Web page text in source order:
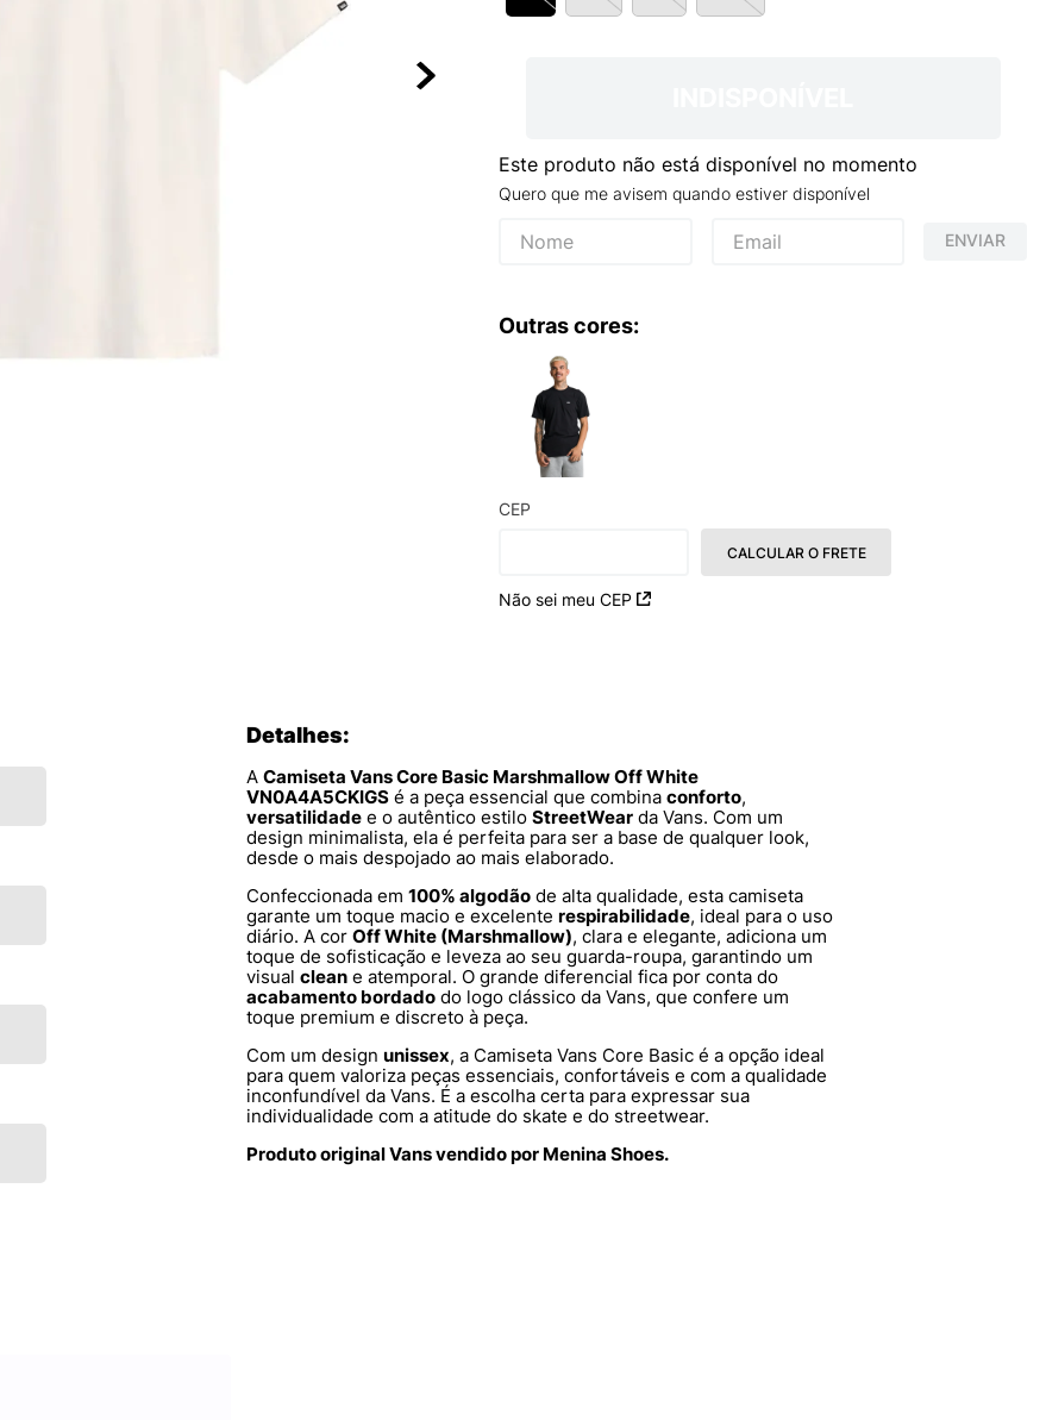
Este produto não está disponível no momento
Quero que me avisem quando estiver disponível
ENVIAR
Outras cores:
CEP
Não sei meu CEP
CALCULAR O FRETE
Detalhes:
A Camiseta Vans Core Basic Marshmallow Off White
VN0A4A5CKIGS é a peça essencial que combina conforto,
versatilidade e o autêntico estilo StreetWear da Vans. Com um
design minimalista, ela é perfeita para ser a base de qualquer look,
desde o mais despojado ao mais elaborado.
Confeccionada em 100% algodão de alta qualidade, esta camiseta
garante um toque macio e excelente respirabilidade, ideal para o uso
diário. A cor Off White (Marshmallow), clara e elegante, adiciona um
toque de sofisticação e leveza ao seu guarda-roupa, garantindo um
visual clean e atemporal. O grande diferencial fica por conta do
acabamento bordado do logo clássico da Vans, que confere um
toque premium e discreto à peça.
Com um design unissex, a Camiseta Vans Core Basic é a opção ideal
para quem valoriza peças essenciais, confortáveis e com a qualidade
inconfundível da Vans. É a escolha certa para expressar sua
individualidade com a atitude do skate e do streetwear.
Produto original Vans vendido por Menina Shoes.
VEJA COUNTRY